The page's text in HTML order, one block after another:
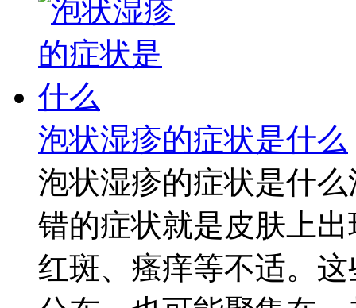
泡状湿疹的症状是什么
泡状湿疹的症状是什
错的症状就是皮肤上
红斑、瘙痒等不适。